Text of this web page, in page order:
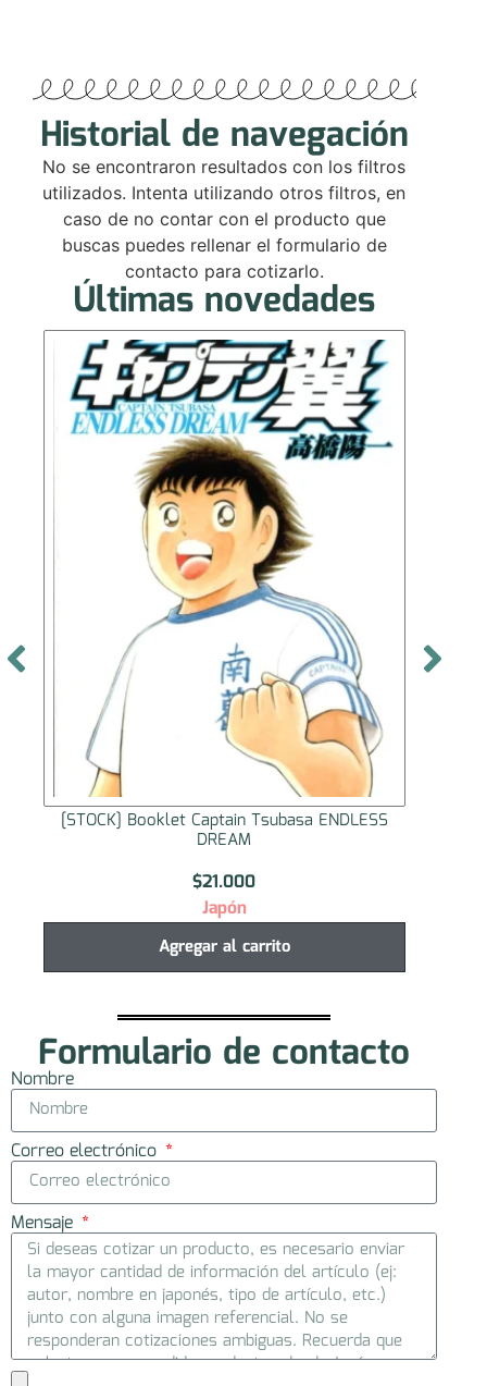
Historial de navegación
No se encontraron resultados con los filtros
utilizados. Intenta utilizando otros filtros, en
caso de no contar con el producto que
buscas puedes rellenar el formulario de
contacto para cotizarlo.
Últimas novedades
[STOCK] Booklet Captain Tsubasa ENDLESS
DREAM
$21.000
Japón
Agregar al carrito
Formulario de contacto
Nombre
Correo electrónico
Mensaje